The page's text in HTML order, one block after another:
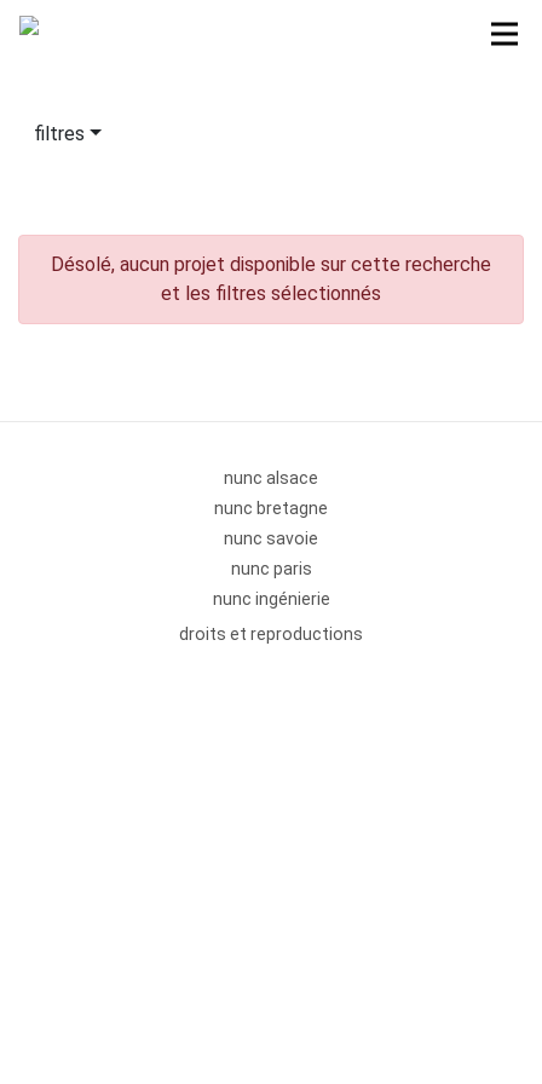
filtres
Désolé, aucun projet disponible sur cette recherche
et les filtres sélectionnés
nunc alsace
nunc bretagne
nunc savoie
nunc paris
nunc ingénierie
droits et reproductions